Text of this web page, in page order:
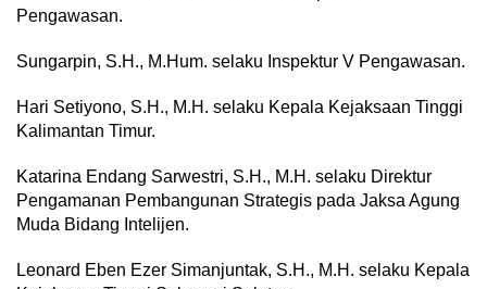
Pengawasan.
Sungarpin, S.H., M.Hum. selaku Inspektur V Pengawasan.
Hari Setiyono, S.H., M.H. selaku Kepala Kejaksaan Tinggi
Kalimantan Timur.
Katarina Endang Sarwestri, S.H., M.H. selaku Direktur
Pengamanan Pembangunan Strategis pada Jaksa Agung
Muda Bidang Intelijen.
Leonard Eben Ezer Simanjuntak, S.H., M.H. selaku Kepala